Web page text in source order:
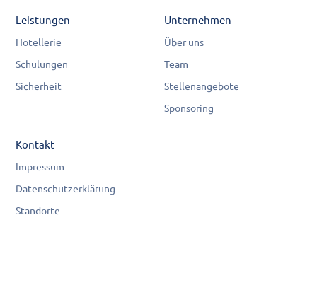
Leistungen
Hotellerie
Schulungen
Sicherheit
Unternehmen
Über uns
Team
Stellenangebote
Sponsoring
Kontakt
Impressum
Datenschutzerklärung
Standorte